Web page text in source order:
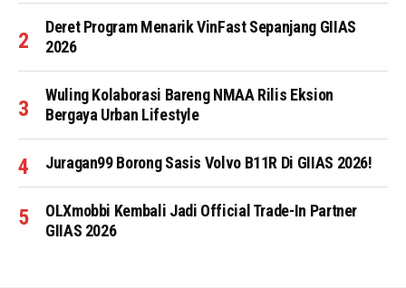
Deret Program Menarik VinFast Sepanjang GIIAS
2026
Wuling Kolaborasi Bareng NMAA Rilis Eksion
Bergaya Urban Lifestyle
Juragan99 Borong Sasis Volvo B11R Di GIIAS 2026!
OLXmobbi Kembali Jadi Official Trade-In Partner
GIIAS 2026